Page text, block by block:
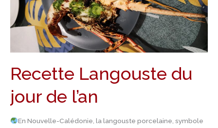
Recette Langouste du
jour de l’an
En Nouvelle-Calédonie, la langouste porcelaine, symbole
l’an